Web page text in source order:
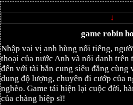
↓
game robin
Nhập vai vị anh hùng nổi tiếng,
thoại của nước Anh và nổi danh
đến với tài bắn cung siêu đẳng cùng
dung độ lượng, chuyên đi cướp của
nghèo. Game tái hiện lại cuộc đời,
của chàng hiệp sĩ!